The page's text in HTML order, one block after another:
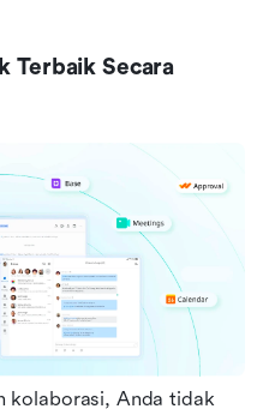
Terbaik Secara
kolaborasi, Anda tidak